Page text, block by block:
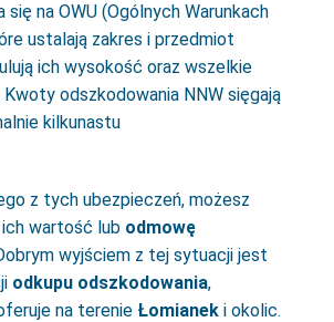
na OWU (Ogólnych Warunkach
ustalają zakres i przedmiot
ich wysokość oraz wszelkie
odszkodowania NNW sięgają
kilkunastu
z tych ubezpieczeń, możesz
ich wartość lub odmowę
wyjściem z tej sytuacji jest
odkupu odszkodowania,
na terenie Łomianek i okolic.